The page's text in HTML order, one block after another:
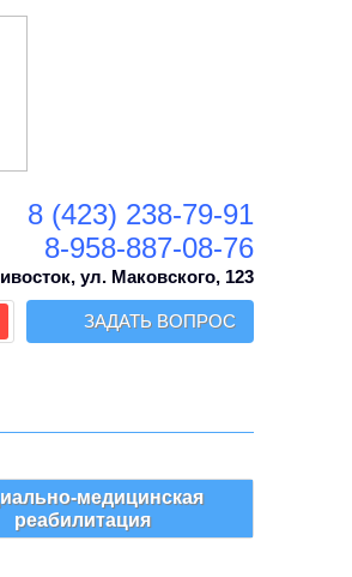
8 (423) 238-79-91
8-958-887-08-76
ул. Маковского, 123
ЗАДАТЬ ВОПРОС
медицинская
реабилитация